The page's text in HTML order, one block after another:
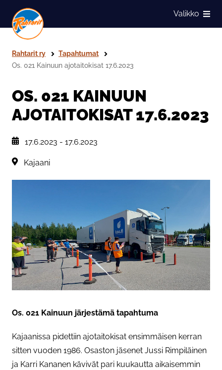
Siirry sivun sisältöön
Näytä
Valikko
Rahtarit ry
Tapahtumat
Os. 021 Kainuun ajotaitokisat 17.6.2023
OS. 021 KAINUUN
AJOTAITOKISAT 17.6.2023
, Tapahtuman päiväys:
17.6.2023 - 17.6.2023
Sijainti:Kajaani
Os. 021 Kainuun järjestämä tapahtuma
Kajaanissa pidettiin ajotaitokisat ensimmäisen kerran
sitten vuoden 1986. Osaston jäsenet Jussi Rimpiläinen
ja Karri Kananen kävivät pari kuukautta aikaisemmin